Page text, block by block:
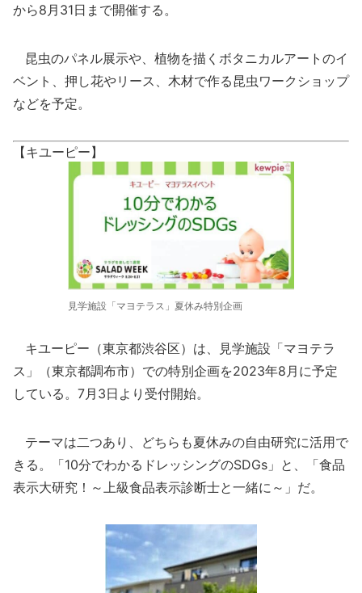
から8月31日まで開催する。
昆虫のパネル展示や、植物を描くボタニカルアートのイ
ベント、押し花やリース、木材で作る昆虫ワークショップ
などを予定。
【キユーピー】
見学施設「マヨテラス」夏休み特別企画
キユーピー（東京都渋谷区）は、見学施設「マヨテラ
ス」（東京都調布市）での特別企画を2023年8月に予定
している。7月3日より受付開始。
テーマは二つあり、どちらも夏休みの自由研究に活用で
きる。「10分でわかるドレッシングのSDGs」と、「食品
表示大研究！～上級食品表示診断士と一緒に～」だ。